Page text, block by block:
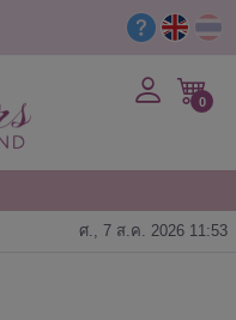
0
ศ., 7 ส.ค. 2026 11:53